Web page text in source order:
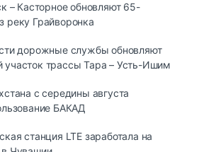
– Касторное обновляют 65-
реку Грайворонка
дорожные службы обновляют
участок трассы Тара – Усть-Ишим
с середины августа
БАКАД
станция LTE заработала на